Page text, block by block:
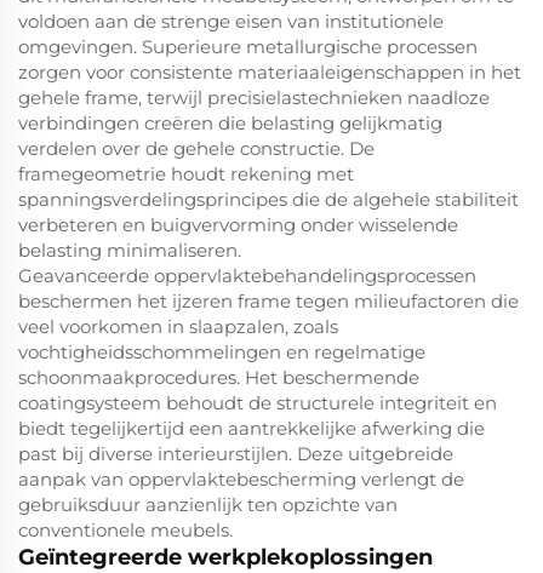
voldoen aan de strenge eisen van institutionele
omgevingen. Superieure metallurgische processen
zorgen voor consistente materiaaleigenschappen in het
gehele frame, terwijl precisielastechnieken naadloze
verbindingen creëren die belasting gelijkmatig
verdelen over de gehele constructie. De
framegeometrie houdt rekening met
spanningsverdelingsprincipes die de algehele stabiliteit
verbeteren en buigvervorming onder wisselende
belasting minimaliseren.
Geavanceerde oppervlaktebehandelingsprocessen
beschermen het ijzeren frame tegen milieufactoren die
veel voorkomen in slaapzalen, zoals
vochtigheidsschommelingen en regelmatige
schoonmaakprocedures. Het beschermende
coatingsysteem behoudt de structurele integriteit en
biedt tegelijkertijd een aantrekkelijke afwerking die
past bij diverse interieurstijlen. Deze uitgebreide
aanpak van oppervlaktebescherming verlengt de
gebruiksduur aanzienlijk ten opzichte van
conventionele meubels.
Geïntegreerde werkplekoplossingen